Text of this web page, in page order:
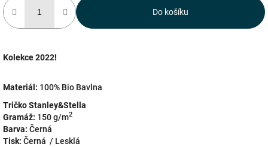
Do košíku
Kolekce 2022!
Materiál: 100% Bio Bavlna
Tričko Stanley&Stella
Gramáž: 150 g/m2
Barva: Černá
Tisk: Černá / Lesklá